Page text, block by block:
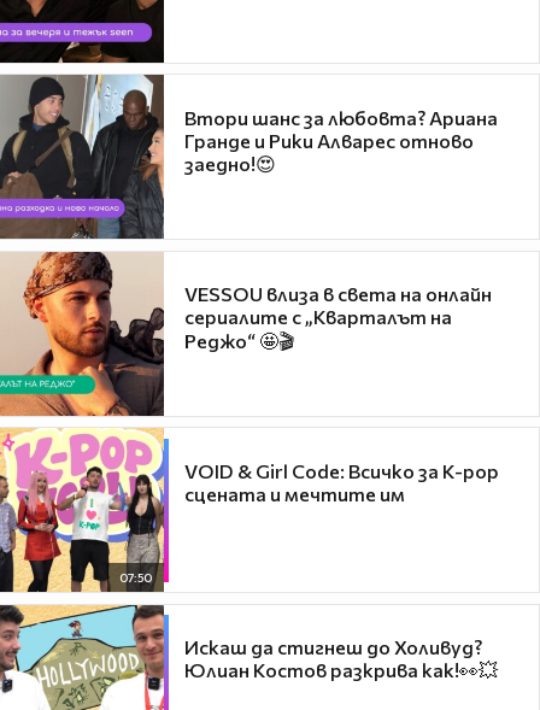
Втори шанс за любовта? Ариана
Гранде и Рики Алварес отново
заедно!😍
VESSOU влиза в света на онлайн
сериалите с „Кварталът на
Реджо“ 🤩🎬
07:50
VOID & Girl Code: Всичко за K-pop
сцената и мечтите им
Искаш да стигнеш до Холивуд?
Юлиан Костов разкрива как!👀💥